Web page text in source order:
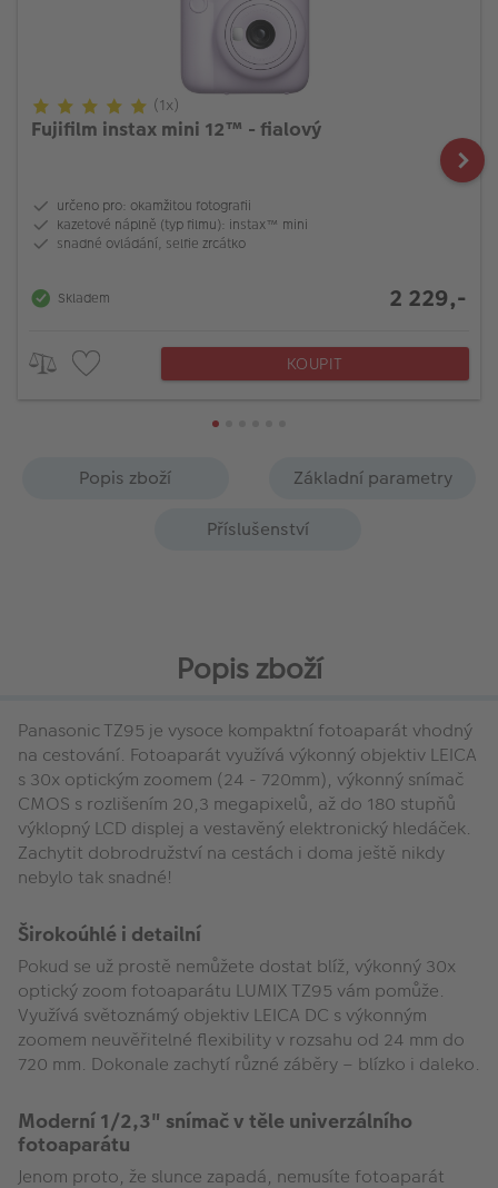
(1x)
Fujifilm instax mini 12™ - fialový
určeno pro: okamžitou fotografii
kazetové náplně (typ filmu): instax™ mini
snadné ovládání, selfie zrcátko
Skladem 2 229,-
KOUPIT
Popis zboží
Základní parametry
Příslušenství
Popis zboží
Panasonic TZ95 je vysoce kompaktní fotoaparát vhodný
na cestování. Fotoaparát využívá výkonný objektiv LEICA
s 30x optickým zoomem (24 - 720mm), výkonný snímač
CMOS s rozlišením 20,3 megapixelů, až do 180 stupňů
výklopný LCD displej a vestavěný elektronický hledáček.
Zachytit dobrodružství na cestách i doma ještě nikdy
nebylo tak snadné!
Širokoúhlé i detailní
Pokud se už prostě nemůžete dostat blíž, výkonný 30x
optický zoom fotoaparátu LUMIX TZ95 vám pomůže.
Využívá světoznámý objektiv LEICA DC s výkonným
zoomem neuvěřitelné flexibility v rozsahu od 24 mm do
720 mm. Dokonale zachytí různé záběry – blízko i daleko.
Moderní 1/2,3" snímač v těle univerzálního
fotoaparátu
Jenom proto, že slunce zapadá, nemusíte fotoaparát